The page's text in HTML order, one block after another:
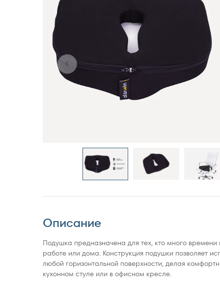
Описание
Подушка предназначена для тех, кто много времени
работе или дома. Конструкция подушки позволяет
любой горизонтальной поверхности, делая
кухонном стуле или в офисном кресле.